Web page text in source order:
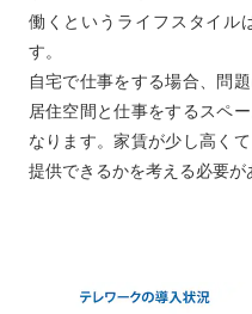
働くというライフスタイル
す。
自宅で仕事をする場合、問
居住空間と仕事をするスペ
なります。家賃が少し高く
提供できるかを考える必要が